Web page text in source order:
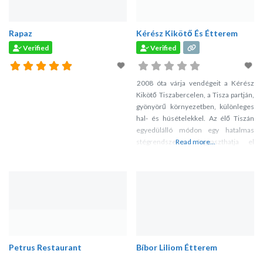
Rapaz
Verified
Kérész Kikötő És Étterem
Verified
2008 óta várja vendégeit a Kérész
Kikötő Tiszabercelen, a Tisza partján,
gyönyörű környezetben, különleges
hal- és húsételekkel. Az élő Tiszán
egyedülálló módon egy hatalmas
stégrendszeren fogyaszthatja el
Read more...
Petrus Restaurant Bíbor Liliom Étterem